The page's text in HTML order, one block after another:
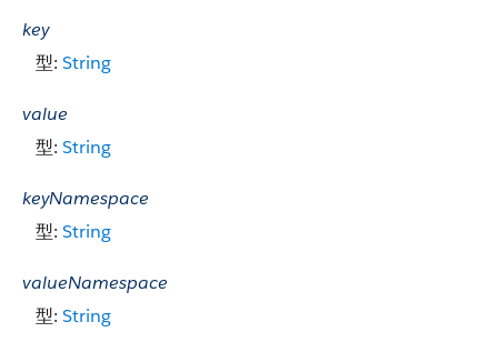
key
型: String
value
型: String
keyNamespace
型: String
valueNamespace
型: String